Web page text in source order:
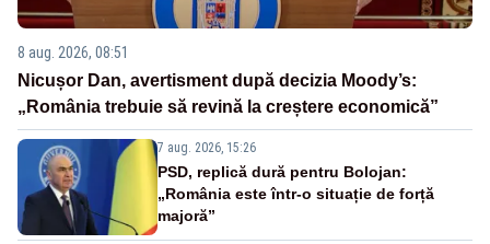
8 aug. 2026, 08:51
Nicușor Dan, avertisment după decizia Moody’s:
„România trebuie să revină la creștere economică”
7 aug. 2026, 15:26
PSD, replică dură pentru Bolojan:
„România este într-o situație de forță
majoră”